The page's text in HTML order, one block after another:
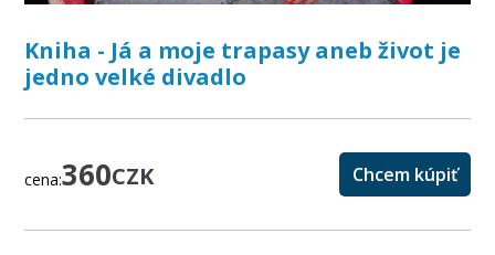
Kniha - Já a moje trapasy aneb život je
jedno velké divadlo
cena:360CZK Chcem kúpiť